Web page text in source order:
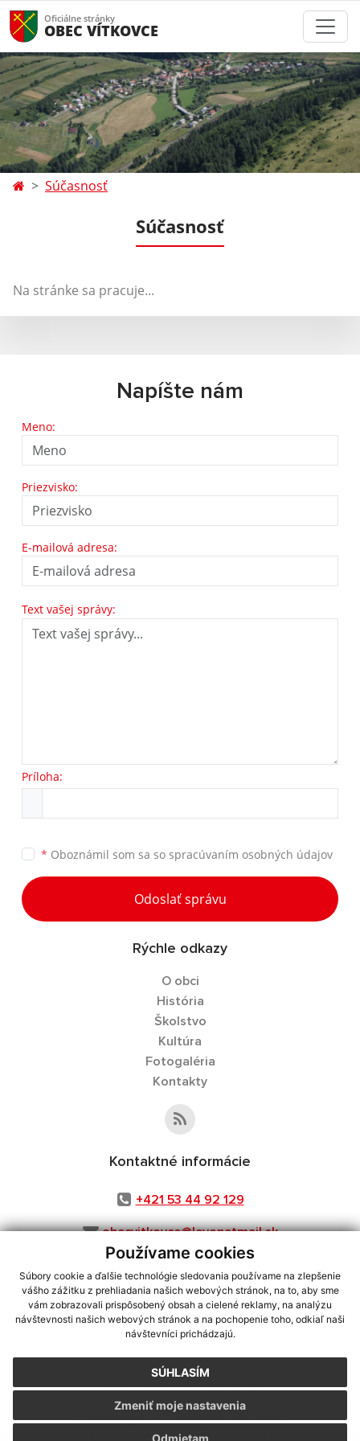
Používame cookies
Súbory cookie a ďalšie technológie sledovania používame na zlepšenie
vášho zážitku z prehliadania našich webových stránok, na to, aby sme
vám zobrazovali prispôsobený obsah a cielené reklamy, na analýzu
návštevnosti našich webových stránok a na pochopenie toho, odkiaľ naši
návštevníci prichádzajú.
SÚHLASÍM
Zmeniť moje nastavenia
Oficiálne stránky
OBEC VÍTKOVCE
Súčasnosť
Súčasnosť
Na stránke sa pracuje...
Napíšte nám
Meno:
Priezvisko:
E-mailová adresa:
Text vašej správy:
Príloha:
* Oboznámil som sa so spracúvaním osobných údajov
Odoslať správu
Rýchle odkazy
O obci
História
Školstvo
Kultúra
Fotogaléria
Kontakty
Kontaktné informácie
+421 53 44 92 129
obecvitkovce@levonetmail.sk
využite možnosť získavania aktuálnych informácií s využitím RSS
CMS systém (redakčný) systém ECHELON 2,Mapa stránok,web portál
webex.digital, s.r.o.,domény,registrácia domény
Posledná aktualizácia:06.08.2026
Vytlačiť stránku|Vyhlásenie o prístupnosti